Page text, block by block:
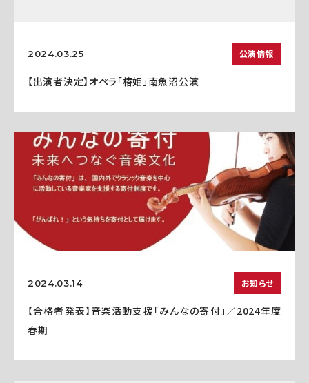
2024.03.25 公演情報
【出演者決定】オペラ「椿姫」南魚沼公演
2024.03.14 お知らせ
【合格者発表】音楽活動支援「みんなの寄付」／2024年度
春期